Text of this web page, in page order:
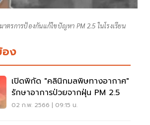
ตรการป้องกันแก้ไขปัญหา PM 2.5 ในโรงเรียน
อง
เปิดพิกัด "คลินิกมลพิษทางอากาศ"
รักษาอาการป่วยจากฝุ่น PM 2.5
02 ก.พ. 2566 | 09:15 น.